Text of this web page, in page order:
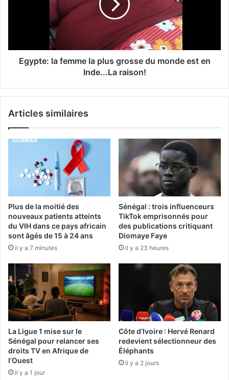
Egypte: la femme la plus grosse du monde est en
Inde...La raison!
Articles similaires
Plus de la moitié des
nouveaux patients atteints
du VIH dans ce pays africain
sont âgés de 15 à 24 ans
il y a 7 minutes
Sénégal : trois influenceurs
TikTok emprisonnés pour
des publications critiquant
Diomaye Faye
il y a 23 heures
La Ligue 1 mise sur le
Sénégal pour relancer ses
droits TV en Afrique de
l’Ouest
il y a 1 jour
Côte d’Ivoire : Hervé Renard
redevient sélectionneur des
Éléphants
il y a 2 jours